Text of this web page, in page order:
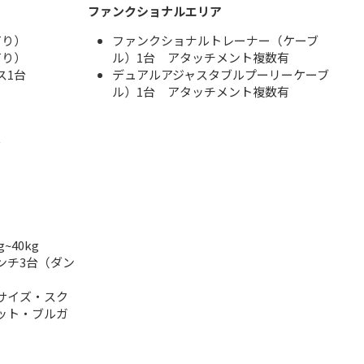
）
）
1台
チ3台（ダン
イズ・スク
ト・ブルガ
ファンクショナルエリア
ファンクショナルトレーナー（ケーブ
ル）1台 アタッチメント複数有
デュアルアジャスタブルプーリーケーブ
ル）1台 アタッチメント複数有